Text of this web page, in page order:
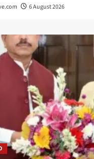
6 August 2026